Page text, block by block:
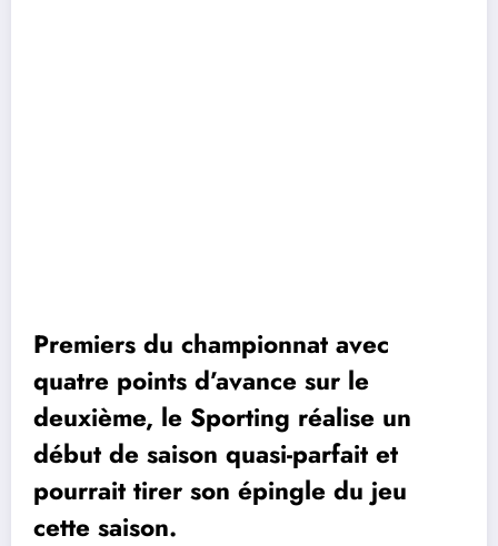
Premiers du championnat avec
quatre points d’avance sur le
deuxième, le Sporting réalise un
début de saison quasi-parfait et
pourrait tirer son épingle du jeu
cette saison.